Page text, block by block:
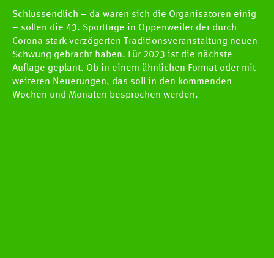
Schlussendlich – da waren sich die Organisatoren einig
– sollen die 43. Sporttage in Oppenweiler der durch
Corona stark verzögerten Traditionsveranstaltung neuen
Schwung gebracht haben. Für 2023 ist die nächste
Auflage geplant. Ob in einem ähnlichen Format oder mit
weiteren Neuerungen, das soll in den kommenden
Wochen und Monaten besprochen werden.